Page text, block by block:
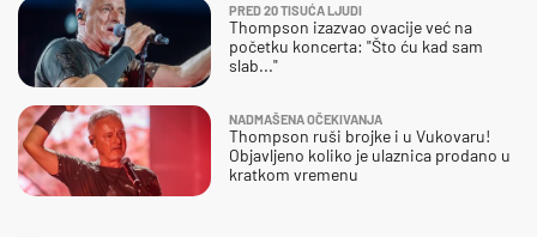
PRED 20 TISUĆA LJUDI
Thompson izazvao ovacije već na
početku koncerta: "Što ću kad sam
slab..."
NADMAŠENA OČEKIVANJA
Thompson ruši brojke i u Vukovaru!
Objavljeno koliko je ulaznica prodano u
kratkom vremenu